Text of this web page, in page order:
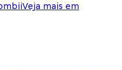
Veja mais em